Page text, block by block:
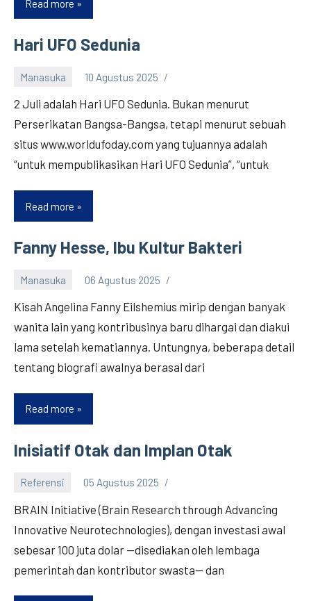
Read more Ilusi
Optik
Dapat
Otak
Hari UFO Sedunia
Manasuka 10 Agustus 2025
2 Juli adalah Hari UFO Sedunia. Bukan menurut
Perserikatan Bangsa-Bangsa, tetapi menurut sebuah
situs www.worldufoday.com yang tujuannya adalah
“untuk mempublikasikan Hari UFO Sedunia”, “untuk
Read more Hari
UFO
Sedunia
Fanny Hesse, Ibu Kultur Bakteri
Manasuka 06 Agustus 2025
Kisah Angelina Fanny Eilshemius mirip dengan banyak
wanita lain yang kontribusinya baru dihargai dan diakui
lama setelah kematiannya. Untungnya, beberapa detail
tentang biografi awalnya berasal dari
Read more Fanny
Hesse,
Ibu
Bakteri
Inisiatif Otak dan Implan Otak
Referensi 05 Agustus 2025
BRAIN Initiative (Brain Research through Advancing
Innovative Neurotechnologies), dengan investasi awal
sebesar 100 juta dolar —disediakan oleh lembaga
pemerintah dan kontributor swasta— dan